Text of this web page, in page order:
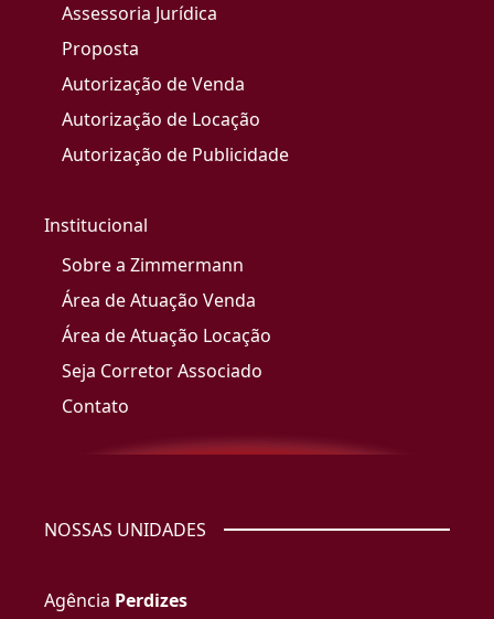
Assessoria Jurídica
Proposta
Autorização de Venda
Autorização de Locação
Autorização de Publicidade
Institucional
Sobre a Zimmermann
Área de Atuação Venda
Área de Atuação Locação
Seja Corretor Associado
Contato
NOSSAS UNIDADES
Agência Perdizes